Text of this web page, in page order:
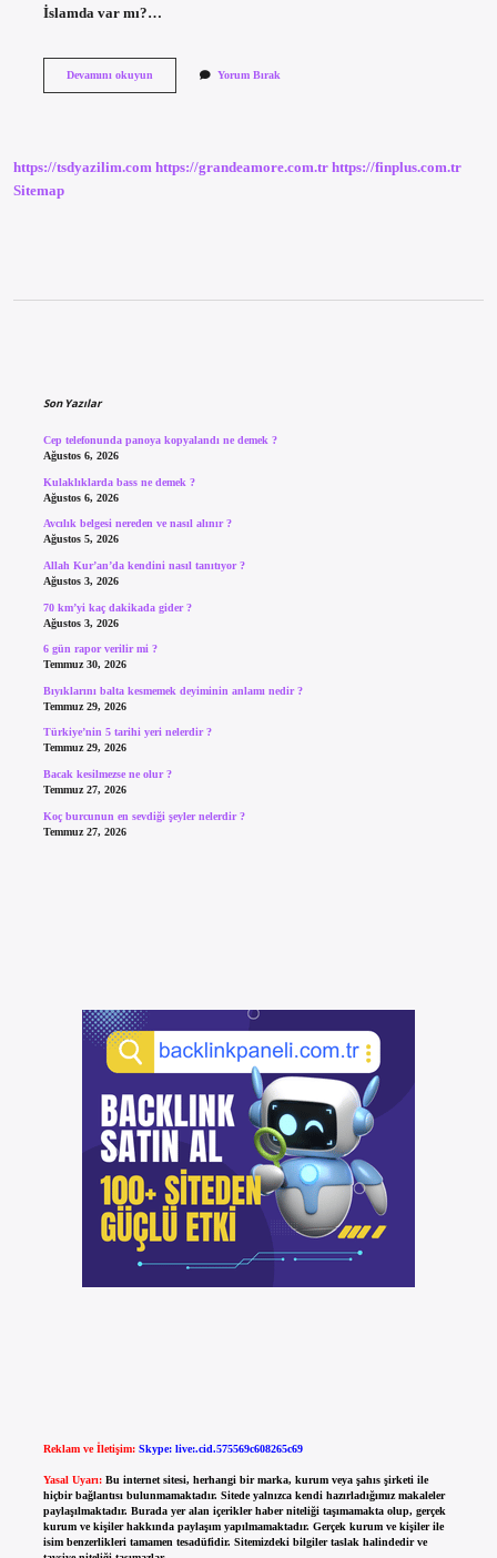
İslamda var mı?…
Devamını okuyunNişan
Yorum Bırak
https://tsdyazilim.com https://grandeamore.com.tr https://finplus.com.tr
Sitemap
Son Yazılar
Cep telefonunda panoya kopyalandı ne demek ?
Ağustos 6, 2026
Kulaklıklarda bass ne demek ?
Ağustos 6, 2026
Avcılık belgesi nereden ve nasıl alınır ?
Ağustos 5, 2026
Allah Kur’an’da kendini nasıl tanıtıyor ?
Ağustos 3, 2026
70 km’yi kaç dakikada gider ?
Ağustos 3, 2026
6 gün rapor verilir mi ?
Temmuz 30, 2026
Bıyıklarını balta kesmemek deyiminin anlamı nedir ?
Temmuz 29, 2026
Türkiye’nin 5 tarihi yeri nelerdir ?
Temmuz 29, 2026
Bacak kesilmezse ne olur ?
Temmuz 27, 2026
Koç burcunun en sevdiği şeyler nelerdir ?
Temmuz 27, 2026
Reklam ve İletişim: Skype: live:.cid.575569c608265c69
Yasal Uyarı: Bu internet sitesi, herhangi bir marka, kurum veya şahıs şirketi ile
hiçbir bağlantısı bulunmamaktadır. Sitede yalnızca kendi hazırladığımız makaleler
paylaşılmaktadır. Burada yer alan içerikler haber niteliği taşımamakta olup, gerçek
kurum ve kişiler hakkında paylaşım yapılmamaktadır. Gerçek kurum ve kişiler ile
isim benzerlikleri tamamen tesadüfidir. Sitemizdeki bilgiler taslak halindedir ve